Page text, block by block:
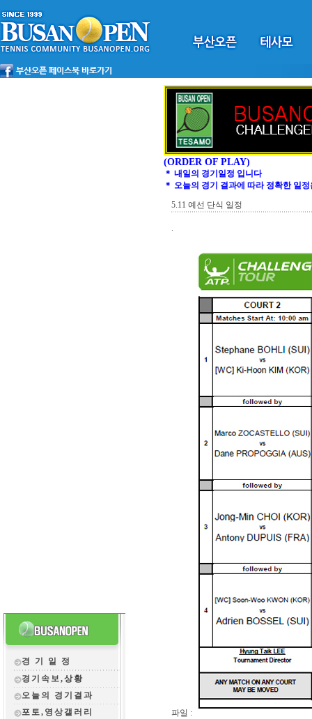
경 기 일 정
경기속보,상황
오늘의 경기결과
포토,영상갤러리
(ORDER OF PLAY)
＊ 내일의 경기일정 입니다
＊ 오늘의 경기 결과에 따라 정확한 일
5.11 예선 단식 일정
.
파일 :